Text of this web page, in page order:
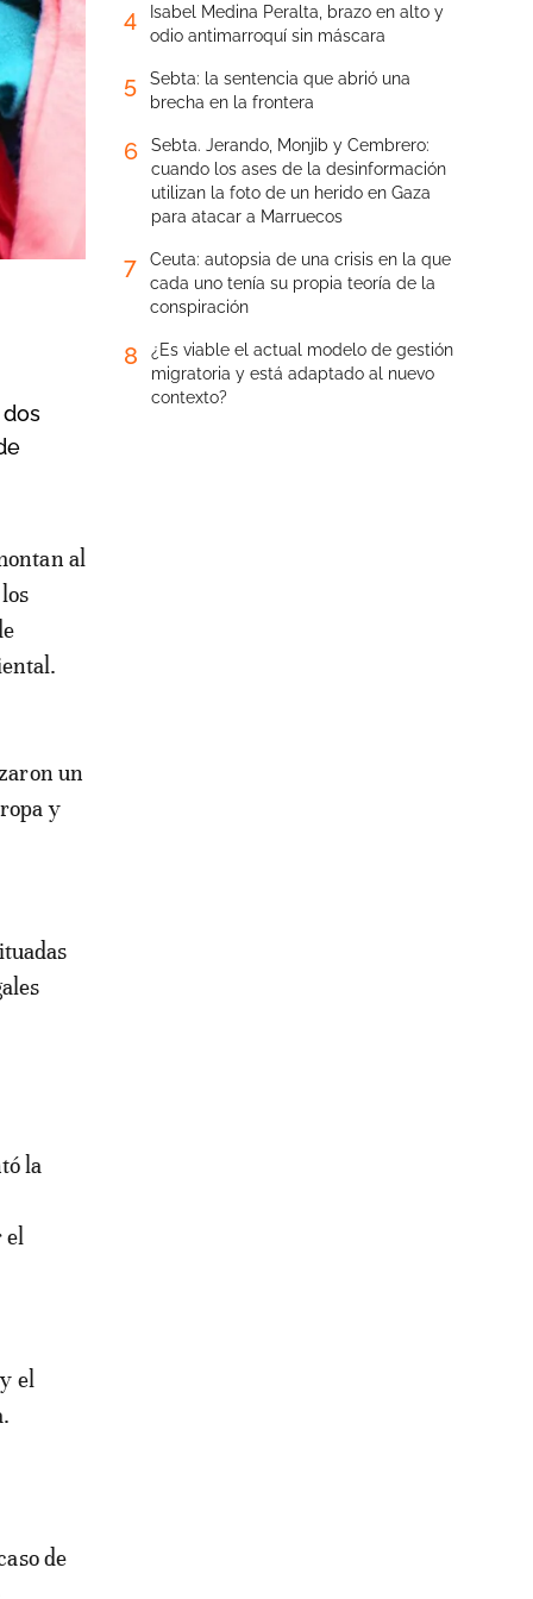
al
un
y
la
el
de
4
Isabel Medina Peralta, brazo en alto y
odio antimarroquí sin máscara
5
Sebta: la sentencia que abrió una
brecha en la frontera
6
Sebta. Jerando, Monjib y Cembrero:
cuando los ases de la desinformación
utilizan la foto de un herido en Gaza
para atacar a Marruecos
7
Ceuta: autopsia de una crisis en la que
cada uno tenía su propia teoría de la
conspiración
8
¿Es viable el actual modelo de gestión
migratoria y está adaptado al nuevo
contexto?